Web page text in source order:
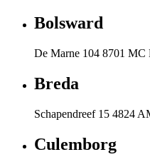
Bolsward
De Marne 104 8701 MC
Breda
Schapendreef 15 4824
Culemborg